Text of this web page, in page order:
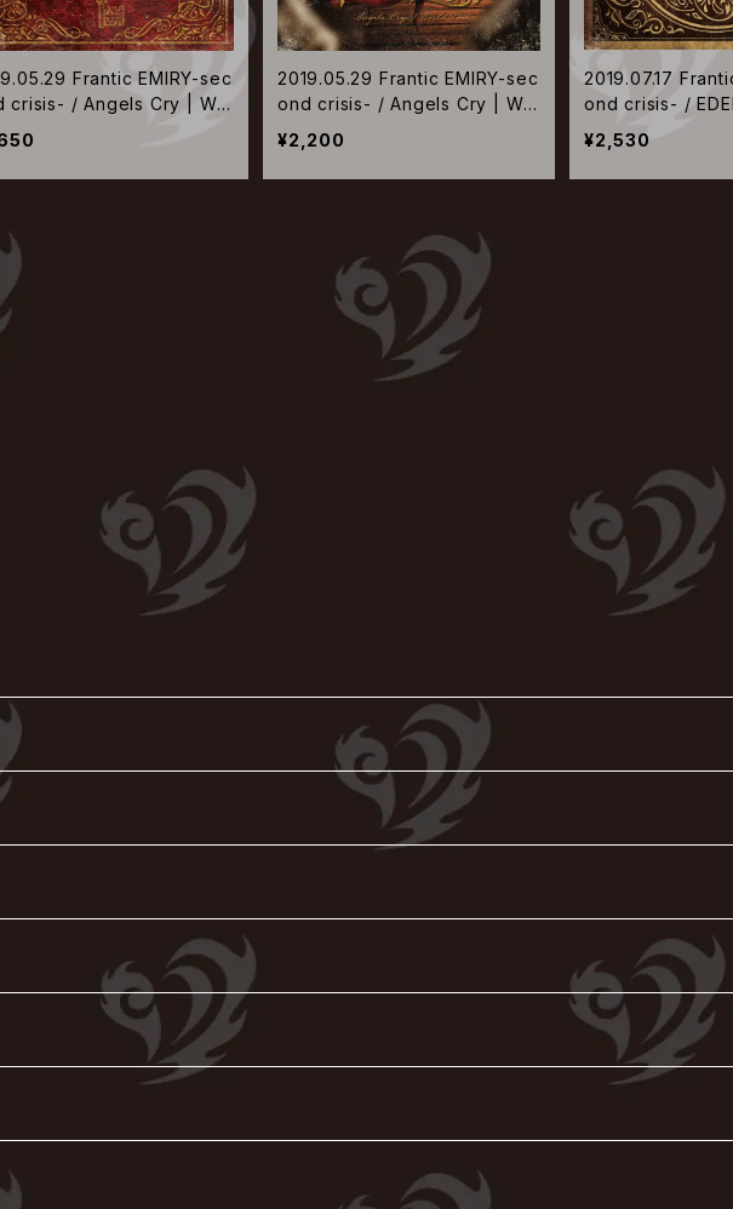
Frantic EMIRY-sec
crisis- / Angels Cry | Wo
【通常盤】
2019.05.29 Frantic EMIRY-sec
ond crisis- / Angels Cry | Wo
rld End【初回盤】
¥2,200
2019.07.17
ond crisis- / EDEN
¥2,530